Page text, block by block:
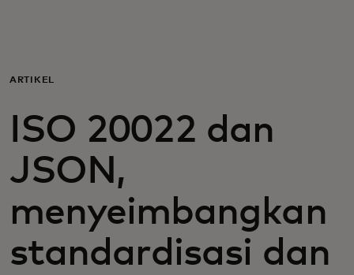
Untuk bisnis
Untuk dunia
Untuk inovator
Berita dan tren
ARTIKEL
ISO 20022 dan
JSON,
menyeimbangkan
standardisasi dan